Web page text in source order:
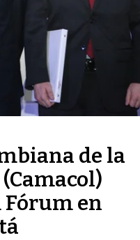
de la
en